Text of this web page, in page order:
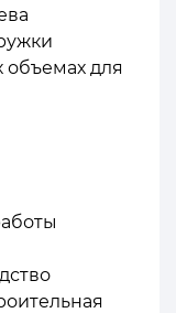
объемах для